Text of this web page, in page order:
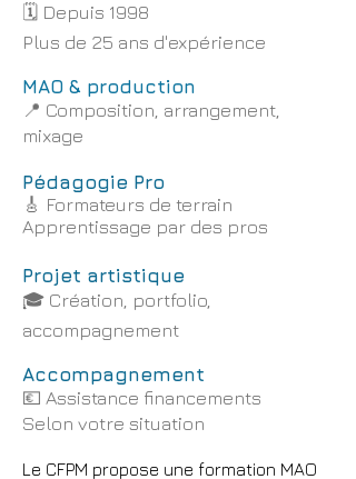
🗓️ Depuis 1998
Plus de 25 ans d'expérience
MAO & production
📍 Composition, arrangement,
mixage
Pédagogie Pro
🎸 Formateurs de terrain
Apprentissage par des pros
Projet artistique
🎓 Création, portfolio,
accompagnement
Accompagnement
💶 Assistance financements
Selon votre situation
Le CFPM propose une formation MAO